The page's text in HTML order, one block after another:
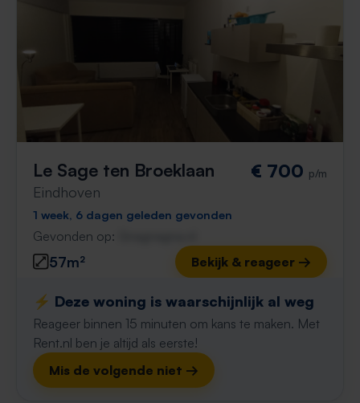
Le Sage ten Broeklaan
Eindhoven
€ 700 p/m
1 week, 6 dagen geleden gevonden
Gevonden op:
57m² Bekijk & reageer →
⚡️ Deze woning is waarschijnlijk al weg
Reageer binnen 15 minuten om kans te maken. Met
Rent.nl ben je altijd als eerste!
Mis de volgende niet →